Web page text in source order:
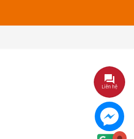
Liên hệ